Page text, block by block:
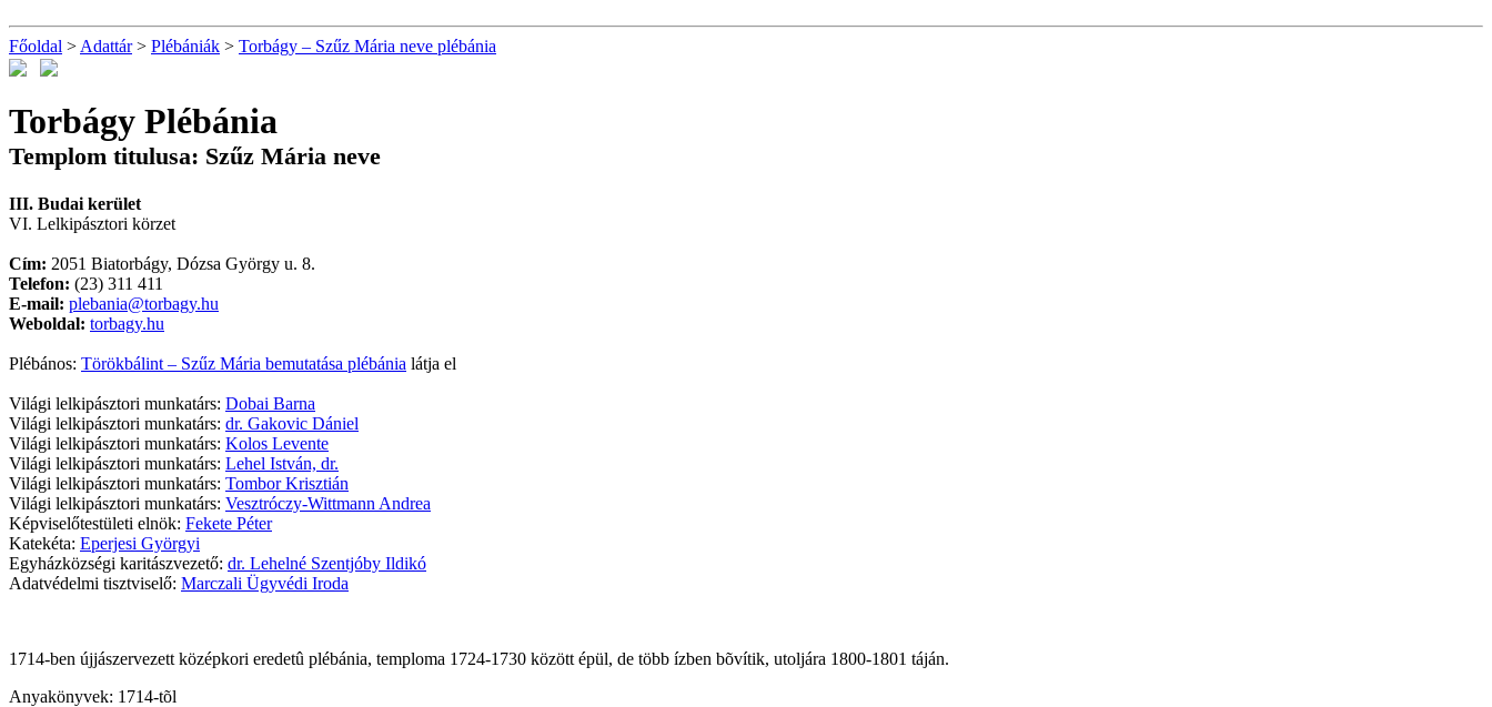
Főoldal > Adattár> Plébániák > Torbágy – Szűz Mária neve plébánia
Torbágy Plébánia
Templom titulusa: Szűz Mária neve
III. Budai kerület
VI. Lelkipásztori körzet
Cím: 2051 Biatorbágy, Dózsa György u. 8.
Telefon: (23) 311 411
E-mail: plebania@torbagy.hu
Weboldal: torbagy.hu
Plébános: Törökbálint – Szűz Mária bemutatása plébánia látja el
Világi lelkipásztori munkatárs: Dobai Barna
Világi lelkipásztori munkatárs: dr. Gakovic Dániel
Világi lelkipásztori munkatárs: Kolos Levente
Világi lelkipásztori munkatárs: Lehel István, dr.
Világi lelkipásztori munkatárs: Tombor Krisztián
Világi lelkipásztori munkatárs: Vesztróczy-Wittmann Andrea
Képviselőtestületi elnök: Fekete Péter
Katekéta: Eperjesi Györgyi
Egyházközségi karitászvezető: dr. Lehelné Szentjóby Ildikó
Adatvédelmi tisztviselő: Marczali Ügyvédi Iroda
1714-ben újjászervezett középkori eredetû plébánia, temploma 1724-1730 között épül, de több ízben bõvítik, utoljára 1800-1801 táján.
Anyakönyvek: 1714-tõl